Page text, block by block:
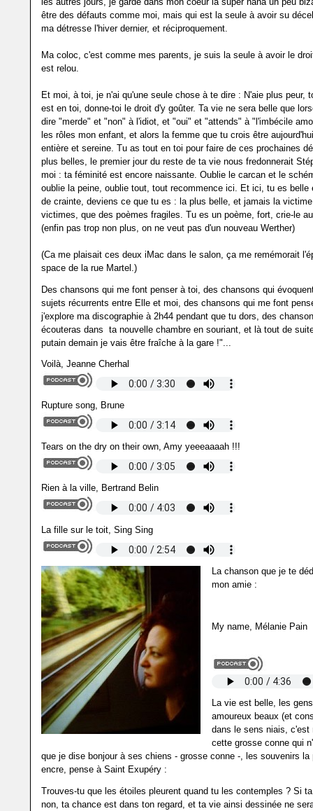
être des défauts comme moi, mais qui est la seule à avoir su
ma détresse l'hiver dernier, et réciproquement.
Ma coloc, c'est comme mes parents, je suis la seule à avoir le
est relou.
Et moi, à toi, je n'ai qu'une seule chose à te dire : N'aie plus peur,
est en toi, donne-toi le droit d'y goûter. Ta vie ne sera belle que
dire "merde" et "non" à l'idiot, et "oui" et "attends" à "l'imbécile
les rôles mon enfant, et alors la femme que tu crois être
entière et sereine. Tu as tout en toi pour faire de ces prochaines
plus belles, le premier jour du reste de ta vie nous fredonnerait
moi : ta féminité est encore naissante. Oublie le carcan et le
oublie la peine, oublie tout, tout recommence ici. Et ici, tu es belle
de crainte, deviens ce que tu es : la plus belle, et jamais la
victimes, que des poèmes fragiles. Tu es un poème, fort, crie-le
(enfin pas trop non plus, on ne veut pas d'un nouveau Werther)
(Ca me plaisait ces deux iMac dans le salon, ça me remémorait
space de la rue Martel.)
Des chansons qui me font penser à toi, des chansons qui
sujets récurrents entre Elle et moi, des chansons qui me font
j'explore ma discographie à 2h44 pendant que tu dors, des
écouteras dans ta nouvelle chambre en souriant, et là tout de
putain demain je vais être fraîche à la gare !"...
Voilà, Jeanne Cherhal
Rupture song, Brune
Tears on the dry on their own, Amy yeeeaaaah !!!
Rien à la ville, Bertrand Belin
La fille sur le toit, Sing Sing
La chanson que je te
mon amie :
My name, Mélanie Pain
La vie est belle, les
amoureux beaux (et
dans le sens niais, c'est
cette grosse conne qui
que je dise bonjour à ses chiens - grosse conne -, les souvenirs la
encre, pense à Saint Exupéry :
Trouves-tu que les étoiles pleurent quand tu les contemples ? Si
non, ta chance est dans ton regard, et ta vie ainsi dessinée ne